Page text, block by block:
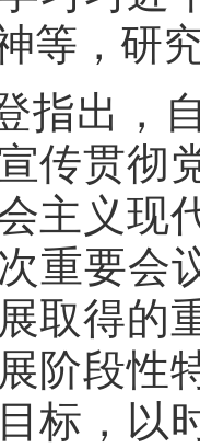
等，研
指出，
传贯彻
主义现
重要会
取得的
阶段性
标，以